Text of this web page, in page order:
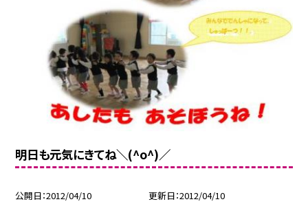
明日も元気にきてね＼(^o^)／
公開日 2012/04/10 更新日 2012/04/10